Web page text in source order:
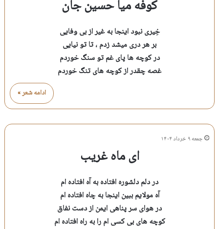
کوفه میا حسین جان
خِیری نبود اینجا به غیر از بی وفایی
بر هر دری میشد زدم ، تا تو نیایی
در کوچه ها پای غم تو سنگ خوردم
غصه چقدر از کوچه های تنگ خوردم
ادامه شعر »
جمعه ۹ خرداد ۱۴۰۴
ای ماه غریب
در دلم دلشوره افتاده به آه افتاده ام
آه مولایم ببین اینجا به چاه افتاده ام
در هوای سر پناهی ایمن از دست نفاق
کوچه های بی کسی ام را به راه افتاده ام